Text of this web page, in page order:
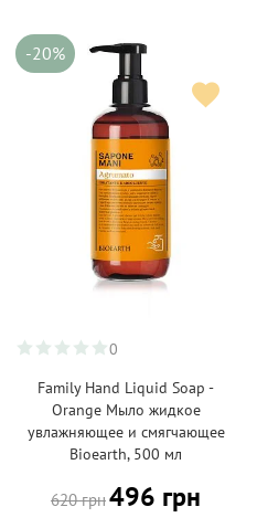
-20%
0
Family Hand Liquid Soap -
Orange Мыло жидкое
увлажняющее и смягчающее
Bioearth, 500 мл
620 грн496 грн